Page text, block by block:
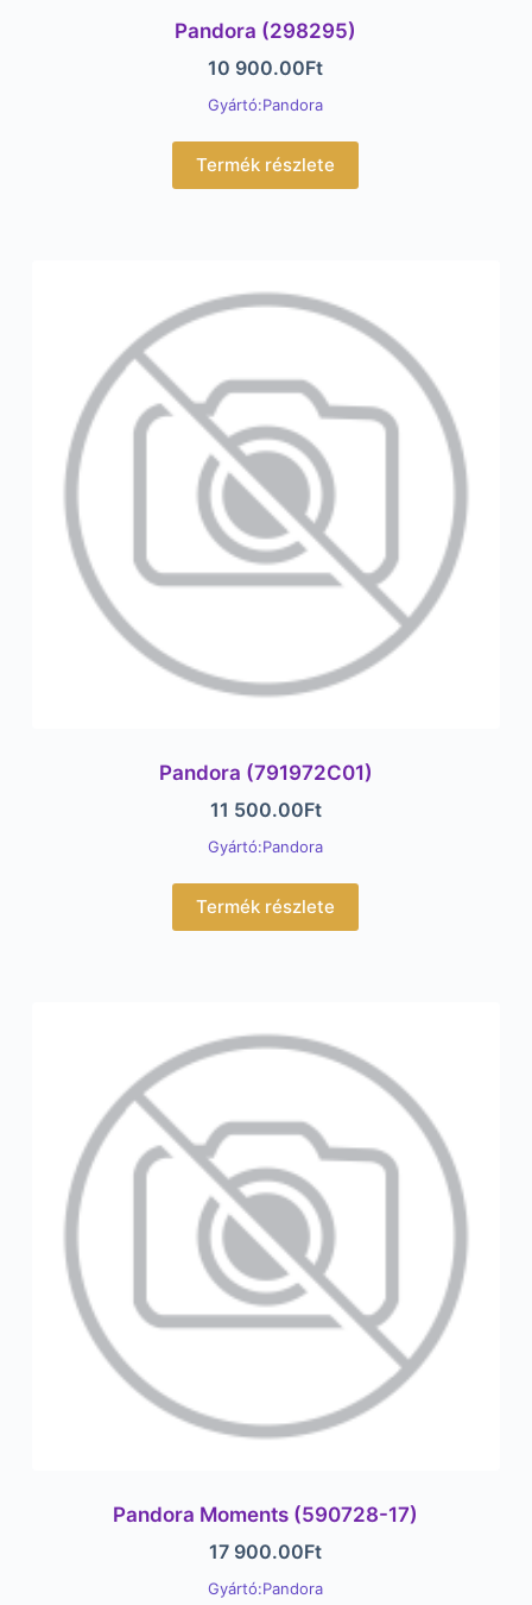
Pandora (298295)
10 900.00Ft
Gyártó:Pandora
Termék részlete
Pandora (791972C01)
11 500.00Ft
Gyártó:Pandora
Termék részlete
Pandora Moments (590728-17)
17 900.00Ft
Gyártó:Pandora